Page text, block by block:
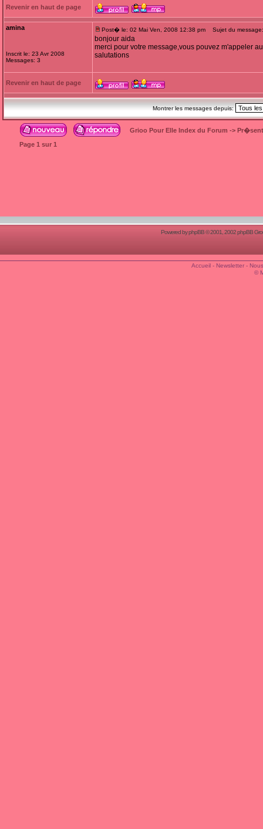
Revenir en haut de page
amina
Inscrit le: 23 Avr 2008
Messages: 3
Post� le: 02 Mai Ven, 2008 12:38 pm Sujet du message:
bonjour aida
merci pour votre message,vous pouvez m'appeler
salutations
Revenir en haut de page
Montrer les messages depuis:
Grioo Pour Elle Index du Forum ->
Page 1 sur 1
Powered byphpBB© 2001, 2002 phpBB
Accueil- Newsletter-
©